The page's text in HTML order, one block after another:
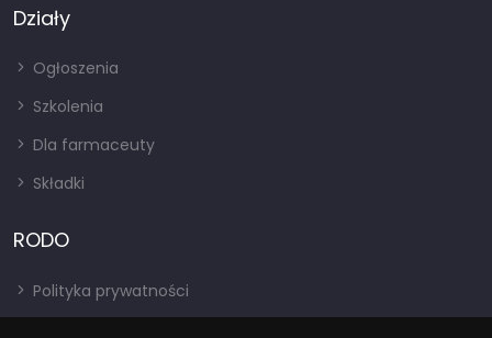
Działy
Ogłoszenia
Szkolenia
Dla farmaceuty
Składki
RODO
Polityka prywatności